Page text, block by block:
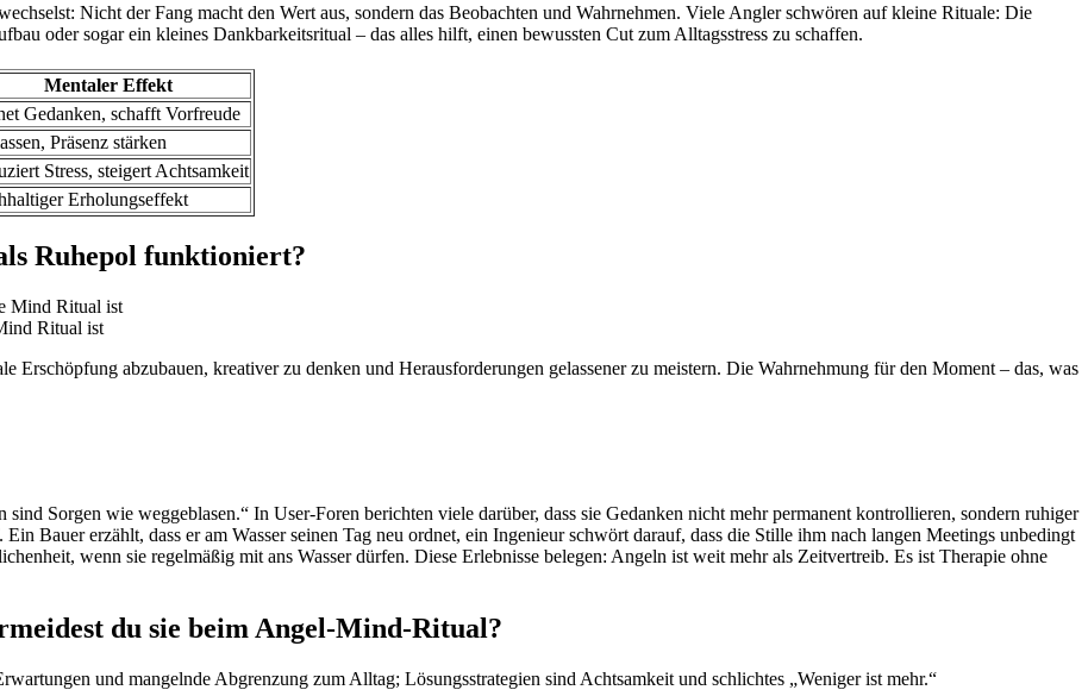
Nicht der Fang macht den Wert aus, sondern das Beobachten und Wahrnehmen. Viele Angler schwören auf kleine Rituale: Die
oder sogar ein kleines Dankbarkeitsritual – das alles hilft, einen bewussten Cut zum Alltagsstress zu schaffen.
Mentaler Effekt
Gedanken, schafft Vorfreude
Präsenz stärken
Stress, steigert Achtsamkeit
Erholungseffekt
Ruhepol funktioniert?
Ritual ist
Erschöpfung abzubauen, kreativer zu denken und Herausforderungen gelassener zu meistern. Die Wahrnehmung für den Moment – das, was
sind Sorgen wie weggeblasen.“ In User-Foren berichten viele darüber, dass sie Gedanken nicht mehr permanent kontrollieren, sondern ruhiger
Bauer erzählt, dass er am Wasser seinen Tag neu ordnet, ein Ingenieur schwört darauf, dass die Stille ihm nach langen Meetings unbedingt
wenn sie regelmäßig mit ans Wasser dürfen. Diese Erlebnisse belegen: Angeln ist weit mehr als Zeitvertreib. Es ist Therapie ohne
du sie beim Angel-Mind-Ritual?
und mangelnde Abgrenzung zum Alltag; Lösungsstrategien sind Achtsamkeit und schlichtes „Weniger ist mehr.“